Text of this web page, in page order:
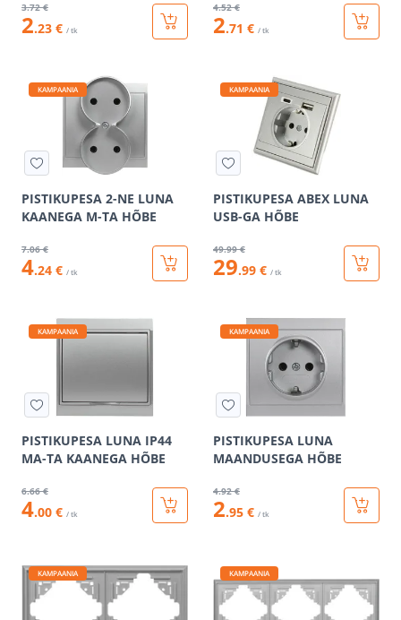
3.72 €
2.23 € / tk
4.52 €
2.71 € / tk
KAMPAANIA
PISTIKUPESA 2-NE LUNA
KAANEGA M-TA HÕBE
7.06 €
4.24 € / tk
KAMPAANIA
PISTIKUPESA ABEX LUNA
USB-GA HÕBE
49.99 €
29.99 € / tk
KAMPAANIA
PISTIKUPESA LUNA IP44
MA-TA KAANEGA HÕBE
6.66 €
4.00 € / tk
KAMPAANIA
PISTIKUPESA LUNA
MAANDUSEGA HÕBE
4.92 €
2.95 € / tk
KAMPAANIA KAMPAANIA